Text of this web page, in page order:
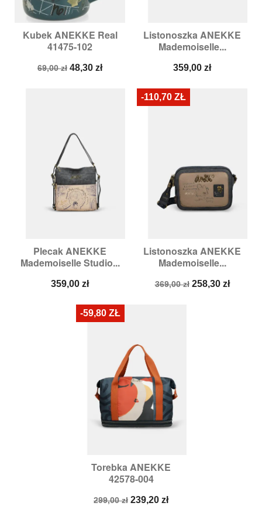
Kubek ANEKKE Real
41475-102
Cena
69,00 zł Cena
48,30 zł
Listonoszka ANEKKE
Mademoiselle...
Cena
359,00 zł
Plecak ANEKKE
Mademoiselle Studio...
Cena
359,00 zł
Listonoszka ANEKKE
Mademoiselle...
Cena
369,00 zł Cena
258,30 zł
-110,70 ZŁ
Torebka ANEKKE
42578-004
Cena
299,00 zł Cena
239,20 zł
-59,80 ZŁ